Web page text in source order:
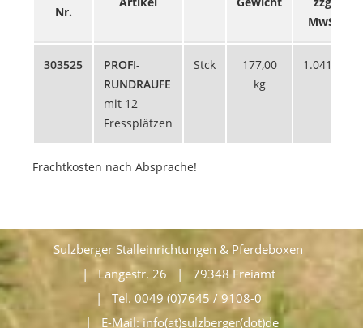
Nr.
MwSt.
303525
PROFI-
RUNDRAUFE
mit 12
Fressplätzen
Stck
177,00
kg
1.041,18
Frachtkosten nach Absprache!
Sulzberger Stalleinrichtungen & Pferdeboxen
Langestr. 26
79348 Freiamt
Tel. 0049 (0)7645 / 9108-0
E-Mail:info(at)sulzberger(dot)de